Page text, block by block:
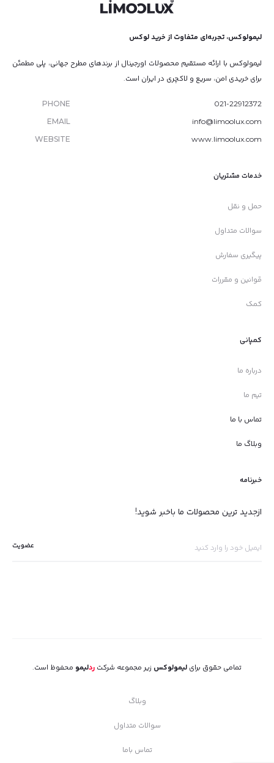
لیمولوکس، تجربه‌ای متفاوت از خرید لوکس
لیمولوکس با ارائه مستقیم محصولات اورجینال از برندهای مطرح جهانی، پلی مطمئن
برای خریدی امن، سریع و لاکچری در ایران است.
PHONE
021-22912372
EMAIL
info@limoolux.com
WEBSITE
www.limoolux.com
خدمات مشتریان
حمل و نقل
سوالات متداول
پیگیری سفارش
قوانین و مقررات
کمک
کمپانی
درباره ما
تیم ما
تماس با ما
وبلاگ ما
خبرنامه
ازجدید ترین محصولات ما باخبر شوید!
تمامی حقوق برای لیمولوکس زیر مجموعه شرکت ردلیمو محفوظ است.
وبلاگ
سوالات متداول
تماس باما